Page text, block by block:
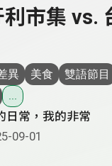
市集 vs.
異 美食 雙語節目
日常，我的非常
09-01